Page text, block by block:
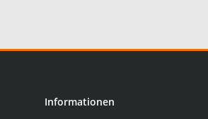
Informationen